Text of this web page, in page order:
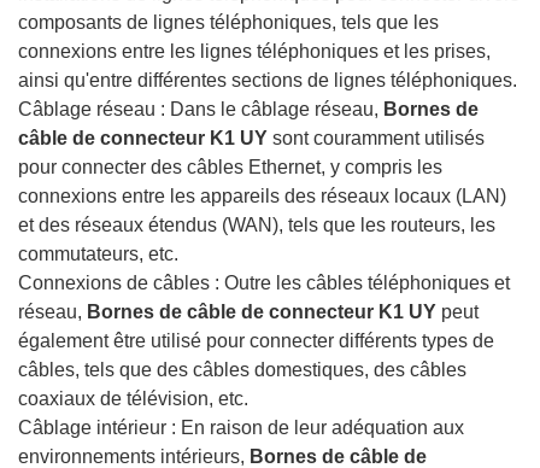
composants de lignes téléphoniques, tels que les
connexions entre les lignes téléphoniques et les prises,
ainsi qu'entre différentes sections de lignes téléphoniques.
Câblage réseau : Dans le câblage réseau, Bornes de
câble de connecteur K1 UY sont couramment utilisés
pour connecter des câbles Ethernet, y compris les
connexions entre les appareils des réseaux locaux (LAN)
et des réseaux étendus (WAN), tels que les routeurs, les
commutateurs, etc.
Connexions de câbles : Outre les câbles téléphoniques et
réseau, Bornes de câble de connecteur K1 UY peut
également être utilisé pour connecter différents types de
câbles, tels que des câbles domestiques, des câbles
coaxiaux de télévision, etc.
Câblage intérieur : En raison de leur adéquation aux
environnements intérieurs, Bornes de câble de